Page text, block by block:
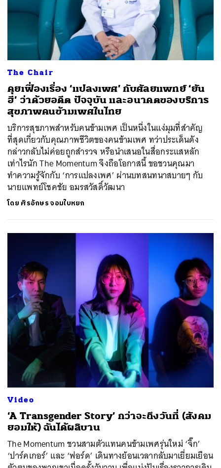
The Chair
คุยเฟื่องเรื่อง ‘แปลงเพศ’ กับศัลยแพทย์ ‘ยัน
ฮี’ ว่าด้วยอดีต ปัจจุบัน และอนาคตของบริการ
สุขภาพคนข้ามเพศในไทย
บริการสุขภาพสำหรับคนข้ามเพศ เป็นหนึ่งในแง่มุมที่สำคัญ
ที่สุดเกี่ยวกับคุณภาพชีวิตของคนข้ามเพศ ทว่าประเด็นดัง
กล่าวกลับไม่ค่อยถูกสำรวจ หรือนำเสนอในสื่อกระแสหลัก
เท่าไรนัก The Momentum จึงถือโอกาสนี้ ขอชวนคุณมา
ทำความรู้จักกับ ‘การแปลงเพศ’ ผ่านบทสนทนาสบายๆ กับ
นายแพทย์โชคชัย อมรสวัสดิ์วัฒนา
โดย ศิรอักษร จอมใบหยก
Video
‘A Transgender Story’ กว่าจะถึงวันที่ (สังคม
ยอมให้) ฉันได้ผลิบาน
The Momentum ชวนสามตัวแทนคนข้ามเพศรุ่นใหม่ ‘จิ๊ก’
‘ปาร์คเกอร์’ และ ‘ฟอร์ด’ เดินทางย้อนเวลากลับมาเยี่ยมเยือน